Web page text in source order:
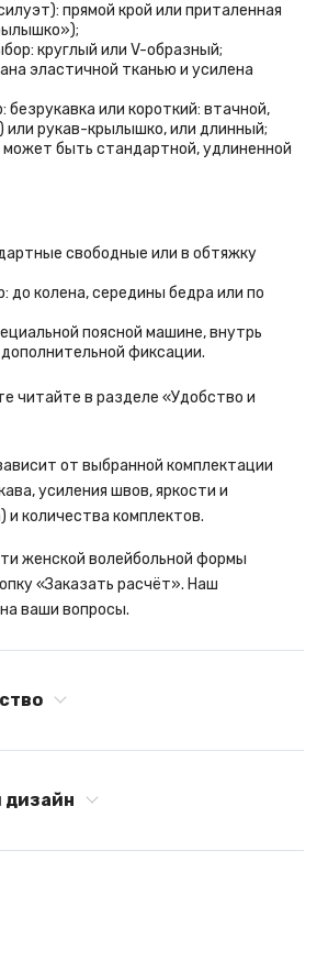
прямой крой или приталенная
круглый или V-образный;
эластичной тканью и усилена
безрукавка или короткий: втачной,
или рукав-крылышко, или длинный;
быть стандартной, удлиненной
свободные или в обтяжку
до колена, середины бедра или по
поясной машине, внутрь
фиксации.
читайте в разделе «Удобство и
от выбранной комплектации
усиления швов, яркости и
количества комплектов.
женской волейбольной формы
«Заказать расчёт». Наш
ваши вопросы.